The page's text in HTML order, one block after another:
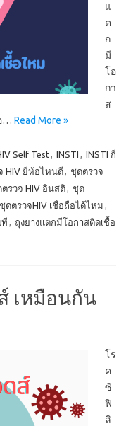
แ
ต
ก
มี
โอ
กา
ส
… Read More »
Self Test, INSTI , INSTI กี่
HIV ยี่ห้อไหนดี, ชุดตรวจ
รวจ HIV อินสติ, ชุด
ชุดตรวจHIV เชื่อถือได้ไหม ,
ที , ถุงยางแตกมีโอกาสติดเชื้อ
เหมือนกัน
โร
ค
ซิ
ฟิ
ลิ